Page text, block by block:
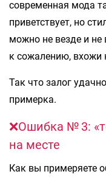
современная мода
приветствует, но
можно не везде и
к сожалению, вхожи
Так что залог
примерка.
❌Ошибка № 3:
на месте
Как вы примеряете